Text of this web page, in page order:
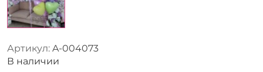
Артикул: A-004073
В наличии